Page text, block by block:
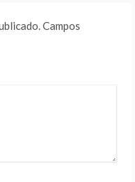
Campos